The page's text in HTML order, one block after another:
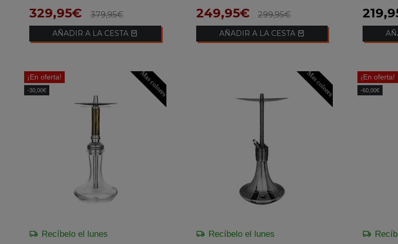
329,95€ 379,95€
AÑADIR A LA CESTA
249,95€ 299,95€
AÑADIR A LA CESTA
Mas colores
¡En oferta!
-30,00€
Recíbelo el lunes
Mas colores
Recíbelo el lunes
¡En oferta!
-60,00€